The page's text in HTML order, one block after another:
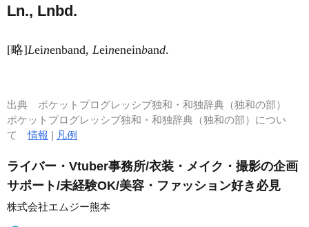
Ln., Lnbd.
[略]Leinenband, Leineneinband.
出典 ポケットプログレッシブ独和・和独辞典（独和の部）
ポケットプログレッシブ独和・和独辞典（独和の部）につい
て情報 | 凡例
ライバー・Vtuber事務所/衣装・メイク・撮影の企画
サポート/未経験OK/美容・ファッション好き必見
株式会社エムジー熊本